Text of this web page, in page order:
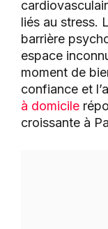
liés au stress.
barrière
espace
moment de
confiance et
à domicile
croissante à